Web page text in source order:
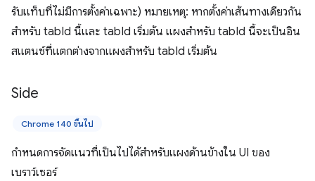
รับแท็บที่ไม่มีการตั้งค่าเฉพาะ) หมายเหตุ: หากตั้งค่าเส้นทางเดียวกัน
สำหรับ tabId นี้และ tabId เริ่มต้น แผงสำหรับ tabId นี้จะเป็นอิน
สแตนซ์ที่แตกต่างจากแผงสำหรับ tabId เริ่มต้น
Side
Chrome 140 ขึ้นไป
กำหนดการจัดแนวที่เป็นไปได้สำหรับแผงด้านข้างใน UI ของ
เบราว์เซอร์